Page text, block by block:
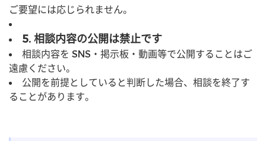
ご要望には応じられません。
5. 相談内容の公開は禁止です
相談内容を SNS・掲示板・動画等で公開することはご
遠慮ください。
公開を前提としていると判断した場合、相談を終了す
ることがあります。